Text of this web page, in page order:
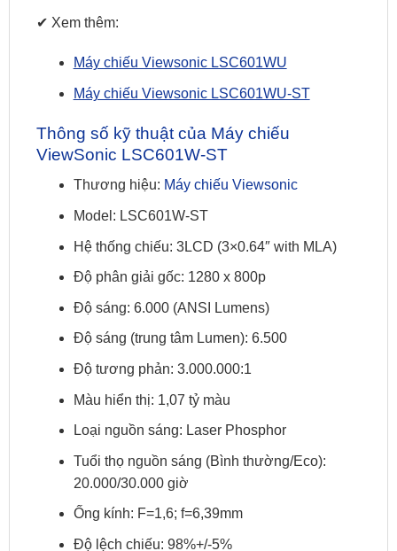
✔ Xem thêm:
Máy chiếu Viewsonic LSC601WU
Máy chiếu Viewsonic LSC601WU-ST
Thông số kỹ thuật của Máy chiếu
ViewSonic LSC601W-ST
Thương hiệu: Máy chiếu Viewsonic
Model: LSC601W-ST
Hệ thống chiếu: 3LCD (3×0.64″ with MLA)
Độ phân giải gốc: 1280 x 800p
Độ sáng: 6.000 (ANSI Lumens)
Độ sáng (trung tâm Lumen): 6.500
Độ tương phản: 3.000.000:1
Màu hiển thị: 1,07 tỷ màu
Loại nguồn sáng: Laser Phosphor
Tuổi thọ nguồn sáng (Bình thường/Eco):
20.000/30.000 giờ
Ống kính: F=1,6; f=6,39mm
Độ lệch chiếu: 98%+/-5%